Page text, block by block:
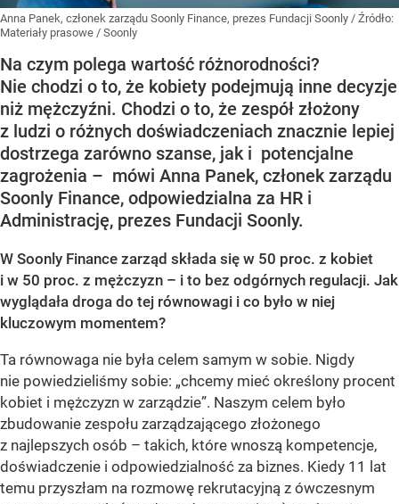
Anna Panek, członek zarządu Soonly Finance, prezes Fundacji Soonly / Źródło:
Materiały prasowe / Soonly
Na czym polega wartość różnorodności?
Nie chodzi o to, że kobiety podejmują inne decyzje
niż mężczyźni. Chodzi o to, że zespół złożony
z ludzi o różnych doświadczeniach znacznie lepiej
dostrzega zarówno szanse, jak i potencjalne
zagrożenia – mówi Anna Panek, członek zarządu
Soonly Finance, odpowiedzialna za HR i
Administrację, prezes Fundacji Soonly.
W Soonly Finance zarząd składa się w 50 proc. z kobiet
i w 50 proc. z mężczyzn – i to bez odgórnych regulacji. Jak
wyglądała droga do tej równowagi i co było w niej
kluczowym momentem?
Ta równowaga nie była celem samym w sobie. Nigdy
nie powiedzieliśmy sobie: „chcemy mieć określony procent
kobiet i mężczyzn w zarządzie”. Naszym celem było
zbudowanie zespołu zarządzającego złożonego
z najlepszych osób – takich, które wnoszą kompetencje,
doświadczenie i odpowiedzialność za biznes. Kiedy 11 lat
temu przyszłam na rozmowę rekrutacyjną z ówczesnym